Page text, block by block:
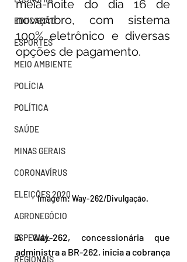
EDUCAÇÃO
ESPORTES
MEIO AMBIENTE
POLÍCIA
POLÍTICA
SAÚDE
MINAS GERAIS
CORONAVÍRUS
ELEIÇÕES 2020
AGRONEGÓCIO
ESPECIAL
REGIONAIS
meia-noite do dia 16 de
novembro, com sistema
100% eletrônico e diversas
opções de pagamento.
Imagem: Way-262/Divulgação.
A Way-262, concessionária que
administra a BR-262, inicia a cobrança